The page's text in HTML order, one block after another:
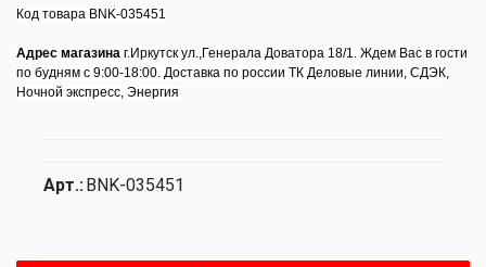
Код товара BNK-035451
Адрес магазина г.Иркутск ул.,Генерала Доватора 18/1. Ждем Вас в гости
по будням с 9:00-18:00. Доставка по россии ТК Деловые линии, СДЭК,
Ночной экспресс, Энергия
Арт.:BNK-035451